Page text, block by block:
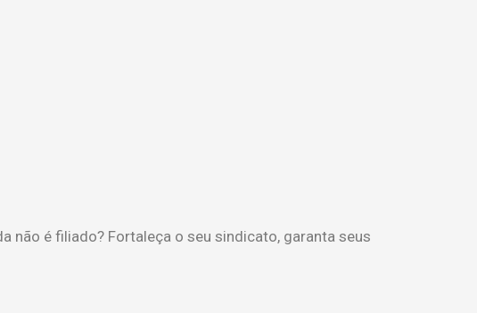
não é filiado? Fortaleça o seu sindicato, garanta seus